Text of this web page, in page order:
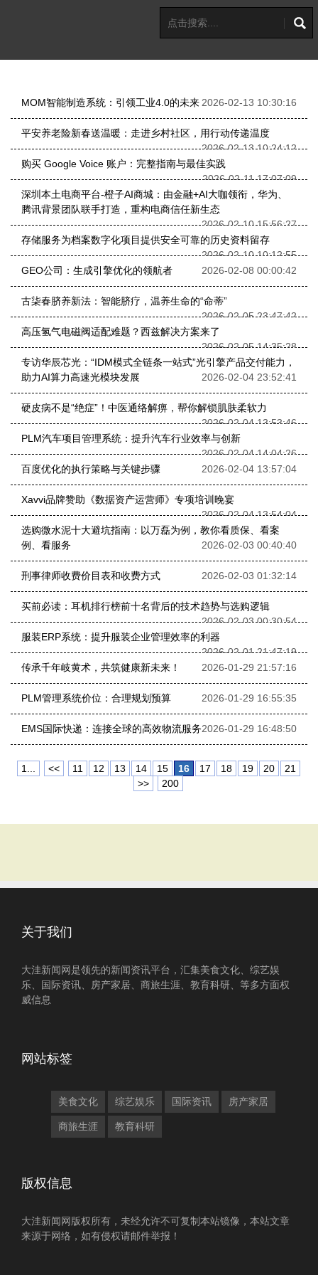
MOM智能制造系统：引领工业4.0的未来 2026-02-13 10:30:16
平安养老险新春送温暖：走进乡村社区，用行动传递温度
2026-02-13 10:24:12
购买 Google Voice 账户：完整指南与最佳实践
2026-02-11 17:07:09
深圳本土电商平台-橙子AI商城：由金融+AI大咖领衔，华为、
腾讯背景团队联手打造，重构电商信任新生态
2026-02-10 15:56:27
存储服务为档案数字化项目提供安全可靠的历史资料留存
2026-02-10 10:12:55
GEO公司：生成引擎优化的领航者
2026-02-08 00:00:42
古柒春脐养新法：智能脐疗，温养生命的“命蒂”
2026-02-05 23:47:42
高压氢气电磁阀适配难题？西兹解决方案来了
2026-02-05 14:35:28
专访华辰芯光：“IDM模式全链条一站式”光引擎产品交付能力，
助力AI算力高速光模块发展
2026-02-04 23:52:41
硬皮病不是“绝症”！中医通络解痹，帮你解锁肌肤柔软力
2026-02-04 13:53:46
PLM汽车项目管理系统：提升汽车行业效率与创新
2026-02-04 14:04:26
百度优化的执行策略与关键步骤
2026-02-04 13:57:04
Xavvi品牌赞助《数据资产运营师》专项培训晚宴
2026-02-04 13:54:04
选购微水泥十大避坑指南：以万磊为例，教你看质保、看案
例、看服务
2026-02-03 00:40:40
刑事律师收费价目表和收费方式 2026-02-03 01:32:14
买前必读：耳机排行榜前十名背后的技术趋势与选购逻辑
2026-02-03 00:30:54
服装ERP系统：提升服装企业管理效率的利器
2026-02-01 21:47:19
传承千年岐黄术，共筑健康新未来！
2026-01-29 21:57:16
PLM管理系统价位：合理规划预算 2026-01-29 16:55:35
EMS国际快递：连接全球的高效物流服务2026-01-29 16:48:50
1... << 11 12 13 14 15 16 17 18 19 20
21
>>
200
关于我们
大洼新闻网是领先的新闻资讯平台，汇集美食文化、综艺娱
乐、国际资讯、房产家居、商旅生涯、教育科研、等多方面权
威信息
网站标签
美食文化 综艺娱乐 国际资讯 房产家居
商旅生涯 教育科研
版权信息
大洼新闻网版权所有，未经允许不可复制本站镜像，本站文章
来源于网络，如有侵权请邮件举报！